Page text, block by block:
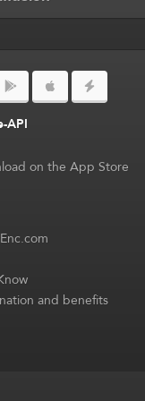
API
and benefits